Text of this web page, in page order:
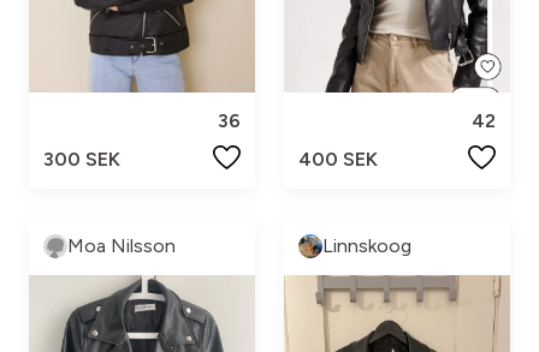
36
300 SEK
42
400 SEK
Moa Nilsson Linnskoog